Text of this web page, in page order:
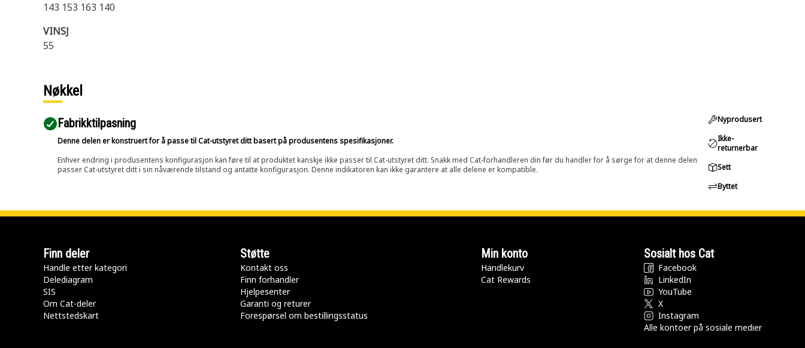
143 153 163 140
VINSJ
55
Nøkkel
Fabrikktilpasning
Denne delen er konstruert for å passe til Cat-utstyret ditt basert på produsentens spesifikasjoner.
Enhver endring i produsentens konfigurasjon kan føre til at produktet kanskje ikke passer til Cat-utstyret ditt. Snakk med Cat-forhandleren din før du handler for å sørge for at denne delen
passer Cat-utstyret ditt i sin nåværende tilstand og antatte konfigurasjon. Denne indikatoren kan ikke garantere at alle delene er kompatible.
Nyprodusert
Ikke-
returnerbar
Sett
Byttet
Finn deler
Handle etter kategori
Delediagram
SIS
Om Cat-deler
Nettstedskart
Støtte
Kontakt oss
Finn forhandler
Hjelpesenter
Garanti og returer
Forespørsel om bestillingsstatus
Min konto
Handlekurv
Cat Rewards
Sosialt hos Cat
Facebook
LinkedIn
YouTube
X
Instagram
Alle kontoer på sosiale medier